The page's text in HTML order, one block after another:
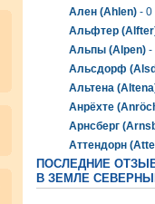
Ален (Ahlen) - 0
Альфтер
Альпы (Alpen) -
Альсдорф
Альтена
Анрёхте
Арнсберг
Аттендорн
ПОСЛЕДНИЕ
В ЗЕМЛЕ СЕВЕРНЫЙ